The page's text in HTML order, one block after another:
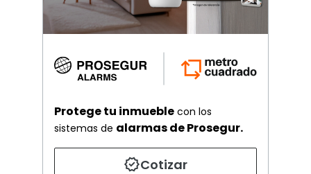
Protege tu inmueble con los
sistemas de alarmas de Prosegur.
Cotizar